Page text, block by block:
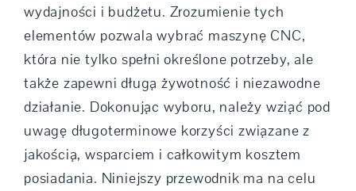
wydajności i budżetu. Zrozumienie tych
elementów pozwala wybrać maszynę CNC,
która nie tylko spełni określone potrzeby, ale
także zapewni długą żywotność i niezawodne
działanie. Dokonując wyboru, należy wziąć pod
uwagę długoterminowe korzyści związane z
jakością, wsparciem i całkowitym kosztem
posiadania. Niniejszy przewodnik ma na celu